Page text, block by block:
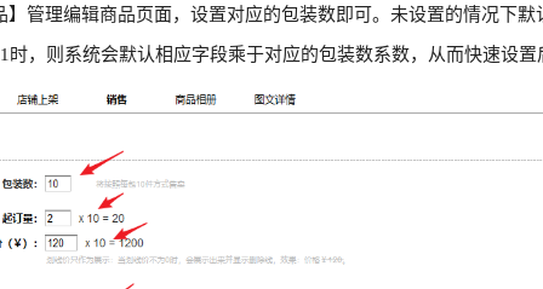
】管理编辑商品页面，设置对应的包装数即可。未设置的情况下默
时，则系统会默认相应字段乘于对应的包装数系数，从而快速设置